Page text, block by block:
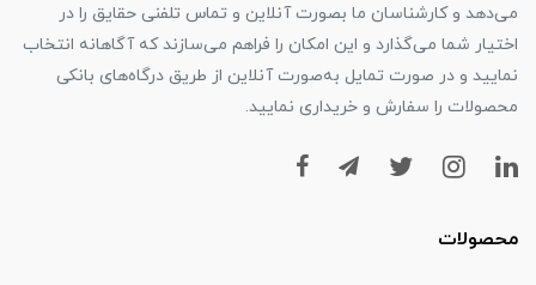
می‌دهد و کارشناسان ما بصورت آنلاین و تماس تلفنی حقایق را در
اختیار شما می‌گذارد و این امکان را فراهم می‌سازند که آگاهانه انتخاب
نمایید و در صورت تمایل به‌صورت آنلاین از طریق درگاه‌های بانکی
محصولات را سفارش و خریداری نمایید.
محصولات